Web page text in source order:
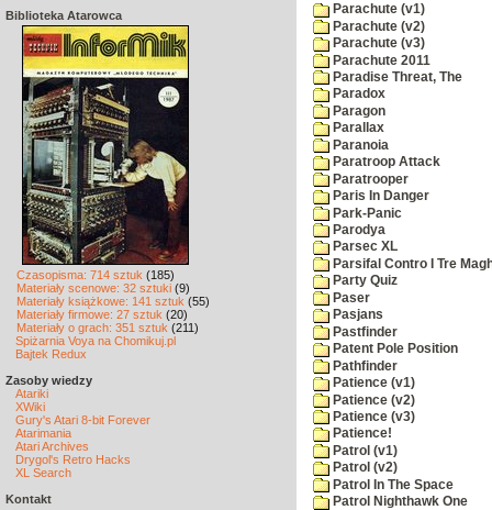
Biblioteka Atarowca
Czasopisma: 714 sztuk (185)
Materiały scenowe: 32 sztuki (9)
Materiały książkowe: 141 sztuk (55)
Materiały firmowe: 27 sztuk (20)
Materiały o grach: 351 sztuk (211)
Spiżarnia Voya na Chomikuj.pl
Bajtek Redux
Zasoby wiedzy
Atariki
XWiki
Gury's Atari 8-bit Forever
Atarimania
Atari Archives
Drygol's Retro Hacks
XL Search
Kontakt
Parachute (v1)
Parachute (v2)
Parachute (v3)
Parachute 2011
Paradise Threat, The
Paradox
Paragon
Parallax
Paranoia
Paratroop Attack
Paratrooper
Paris In Danger
Park-Panic
Parodya
Parsec XL
Parsifal Contro I Tre
Party Quiz
Paser
Pasjans
Pastfinder
Patent Pole Position
Pathfinder
Patience (v1)
Patience (v2)
Patience (v3)
Patience!
Patrol (v1)
Patrol (v2)
Patrol In The Space
Patrol Nighthawk One